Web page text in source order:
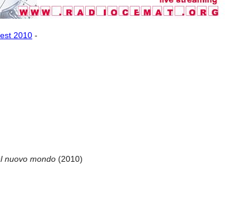
2010 -
nuovo mondo (2010)